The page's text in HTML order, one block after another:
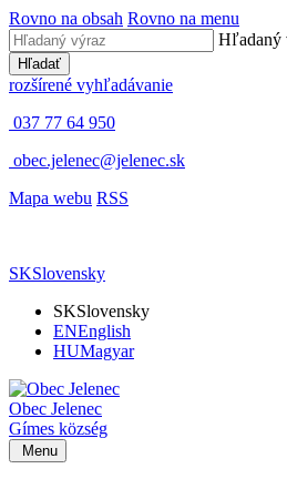
Rovno na obsah Rovno na menu
Hľadaný
Hľadať
rozšírené vyhľadávanie
037 77 64 950
obec.jelenec@jelenec.sk
Mapa webu RSS
SKSlovensky
SKSlovensky
ENEnglish
HUMagyar
Obec Jelenec
Gímes község
Menu